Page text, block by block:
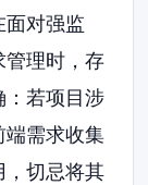
面对强监
管理时，存
：若项目涉
端需求收集
，切忌将其